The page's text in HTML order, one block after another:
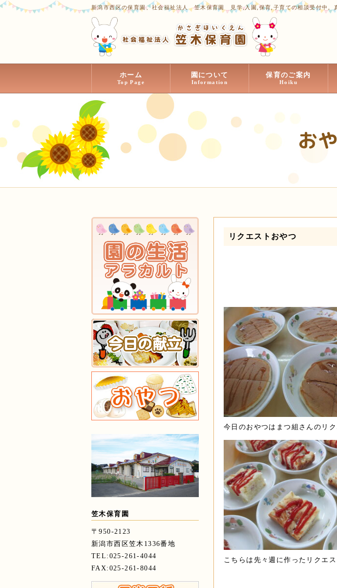
新潟市西区の保育園、社会福祉法人 笠木保育園 見学,入園,保育,子育ての相談受付中。
ホーム
Top Page
園について
Information
保育のご案内
Hoiku
お
リクエストおやつ
今日のおやつはまつ組さんのリ
こちらは先々週に作ったリクエ
笠木保育園
〒950-2123
新潟市西区笠木1336番地
TEL:025-261-4044
FAX:025-261-8044